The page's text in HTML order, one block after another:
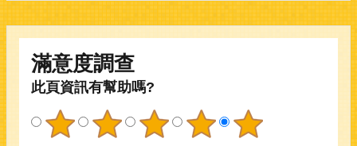
滿意度調查
此頁資訊有幫助嗎?